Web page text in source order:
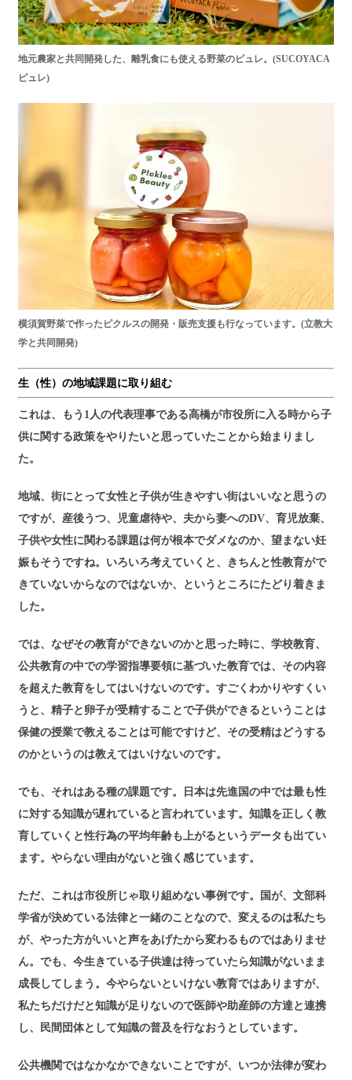
地元農家と共同開発した、離乳食にも使える野菜のピュレ。(SUCOYACA
ピュレ)
横須賀野菜で作ったピクルスの開発・販売支援も行なっています。(立教大
学と共同開発)
生（性）の地域課題に取り組む
これは、もう1人の代表理事である高橋が市役所に入る時から子
供に関する政策をやりたいと思っていたことから始まりまし
た。
地域、街にとって女性と子供が生きやすい街はいいなと思うの
ですが、産後うつ、児童虐待や、夫から妻へのDV、育児放棄、
子供や女性に関わる課題は何が根本でダメなのか、望まない妊
娠もそうですね。いろいろ考えていくと、きちんと性教育がで
きていないからなのではないか、というところにたどり着きま
した。
では、なぜその教育ができないのかと思った時に、学校教育、
公共教育の中での学習指導要領に基づいた教育では、その内容
を超えた教育をしてはいけないのです。すごくわかりやすくい
うと、精子と卵子が受精することで子供ができるということは
保健の授業で教えることは可能ですけど、その受精はどうする
のかというのは教えてはいけないのです。
でも、それはある種の課題です。日本は先進国の中では最も性
に対する知識が遅れていると言われています。知識を正しく教
育していくと性行為の平均年齢も上がるというデータも出てい
ます。やらない理由がないと強く感じています。
ただ、これは市役所じゃ取り組めない事例です。国が、文部科
学省が決めている法律と一緒のことなので、変えるのは私たち
が、やった方がいいと声をあげたから変わるものではありませ
ん。でも、今生きている子供達は待っていたら知識がないまま
成長してしまう。今やらないといけない教育ではありますが、
私たちだけだと知識が足りないので医師や助産師の方達と連携
し、民間団体として知識の普及を行なおうとしています。
公共機関ではなかなかできないことですが、いつか法律が変わ